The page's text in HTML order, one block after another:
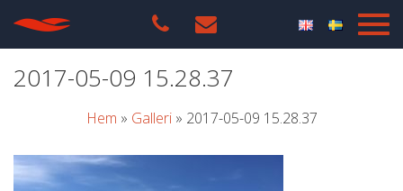
2017-05-09 15.28.37
Hem » Galleri» 2017-05-09 15.28.37